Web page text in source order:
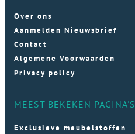
Over ons
Aanmelden Nieuwsbrief
Contact
Algemene Voorwaarden
Privacy policy
MEEST BEKEKEN PAGINA'S
Exclusieve meubelstoffen